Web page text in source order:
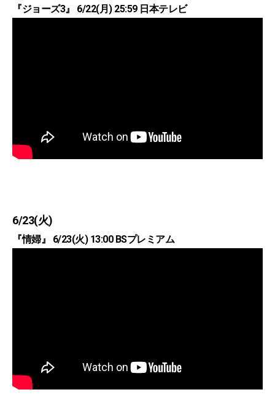
『ジョーズ3』 6/22(月) 25:59 日本テレビ
6/23(火)
『情婦』 6/23(火) 13:00 BSプレミアム